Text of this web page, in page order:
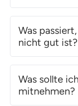
Was
nicht gut ist?
Was sollte
mitnehmen?